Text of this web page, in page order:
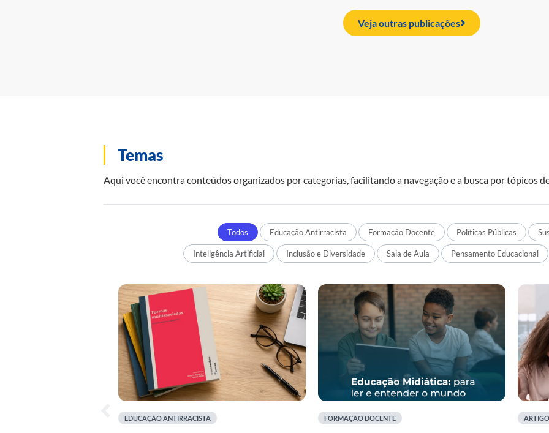
Veja outras publicações
Temas
Aqui você encontra conteúdos organizados por categorias, facilitando a navegação e a busca por tópicos
Todos Educação Antirracista Formação Docente Políticas Públicas
Inteligência Artificial Inclusão e Diversidade Sala de Aula Pensamento Educacional
EDUCAÇÃO ANTIRRACISTA FORMAÇÃO DOCENTE